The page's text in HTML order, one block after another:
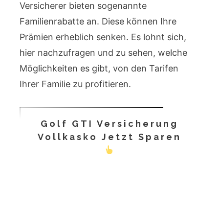
Versicherer bieten sogenannte
Familienrabatte an. Diese können Ihre
Prämien erheblich senken. Es lohnt sich,
hier nachzufragen und zu sehen, welche
Möglichkeiten es gibt, von den Tarifen
Ihrer Familie zu profitieren.
Golf GTI Versicherung
Vollkasko Jetzt Sparen